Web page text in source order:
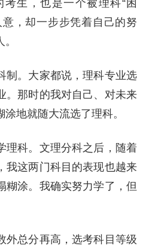
生，也是一个被理科“困
，却一步步凭着自己的努
制。大家都说，理科专业选
。那时的我对自己、对未来
地就随大流选了理科。
理科。文理分科之后，随着
我这两门科目的表现也越来
糊涂。我确实努力学了，但
外总分再高，选考科目等级